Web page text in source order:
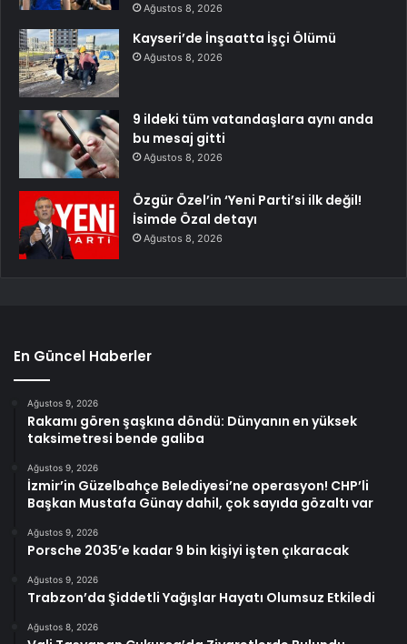
Ağustos 8, 2026
Kayseri’de İnşaatta İşçi Ölümü
Ağustos 8, 2026
9 ildeki tüm vatandaşlara aynı anda
bu mesaj gitti
Ağustos 8, 2026
Özgür Özel’in ‘Yeni Parti’si ilk değil!
İsimde Özal detayı
Ağustos 8, 2026
En Güncel Haberler
Ağustos 9, 2026
Rakamı gören şaşkına döndü: Dünyanın en yüksek
taksimetresi bende galiba
Ağustos 9, 2026
İzmir’in Güzelbahçe Belediyesi’ne operasyon! CHP’li
Başkan Mustafa Günay dahil, çok sayıda gözaltı var
Ağustos 9, 2026
Porsche 2035’e kadar 9 bin kişiyi işten çıkaracak
Ağustos 9, 2026
Trabzon’da Şiddetli Yağışlar Hayatı Olumsuz Etkiledi
Ağustos 8, 2026